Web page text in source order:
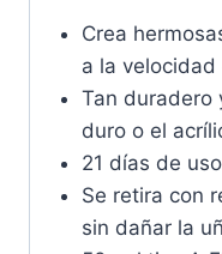
Crea
a la velocidad
Tan duradero
duro o el
21 días de
Se retira con
sin dañar la